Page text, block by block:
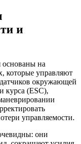
и
основаны на
которые управляют
окружающей
курса (ESC),
управляемости.
они